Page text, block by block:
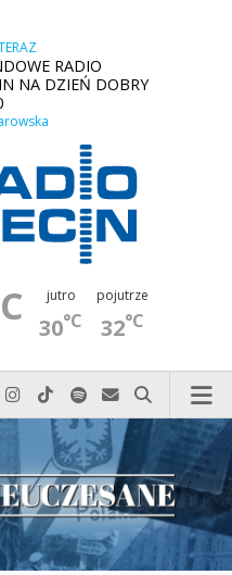
RADIO
NA DZIEŃ DOBRY
jutro
30°C
pojutrze
32°C
prostu do nas zadzwoń
nas na Facebook-u
Odwiedź nas na X
Odwiedź nas na Instagram-ie
Odwiedź nas na TikTok-u
Szukaj nas na Spotify
Wyślij do nas
Szukaj